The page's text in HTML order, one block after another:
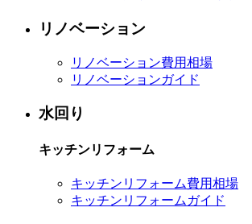
リノベーション
リノベーション費用相場
リノベーションガイド
水回り
キッチンリフォーム
キッチンリフォーム費用相場
キッチンリフォームガイド